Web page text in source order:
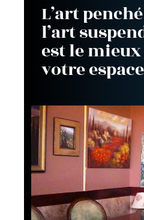
L’art
l’art
est le
votre